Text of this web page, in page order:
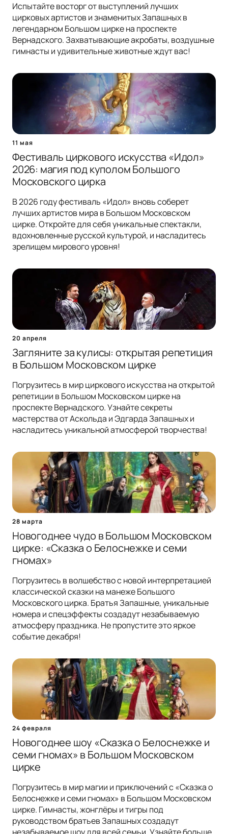
Испытайте восторг от выступлений лучших
цирковых артистов и знаменитых Запашных в
легендарном Большом цирке на проспекте
Вернадского. Захватывающие акробаты, воздушные
гимнасты и удивительные животные ждут вас!
11 мая
Фестиваль циркового искусства «Идол»
2026: магия под куполом Большого
Московского цирка
В 2026 году фестиваль «Идол» вновь соберет
лучших артистов мира в Большом Московском
цирке. Откройте для себя уникальные спектакли,
вдохновленные русской культурой, и насладитесь
зрелищем мирового уровня!
20 апреля
Загляните за кулисы: открытая репетиция
в Большом Московском цирке
Погрузитесь в мир циркового искусства на открытой
репетиции в Большом Московском цирке на
проспекте Вернадского. Узнайте секреты
мастерства от Аскольда и Эдгарда Запашных и
насладитесь уникальной атмосферой творчества!
28 марта
Новогоднее чудо в Большом Московском
цирке: «Сказка о Белоснежке и семи
гномах»
Погрузитесь в волшебство с новой интерпретацией
классической сказки на манеже Большого
Московского цирка. Братья Запашные, уникальные
номера и спецэффекты создадут незабываемую
атмосферу праздника. Не пропустите это яркое
событие декабря!
24 февраля
Новогоднее шоу «Сказка о Белоснежке и
семи гномах» в Большом Московском
цирке
Погрузитесь в мир магии и приключений с «Сказка о
Белоснежке и семи гномах» в Большом Московском
цирке. Гимнасты, жонглёры и тигры под
руководством братьев Запашных создадут